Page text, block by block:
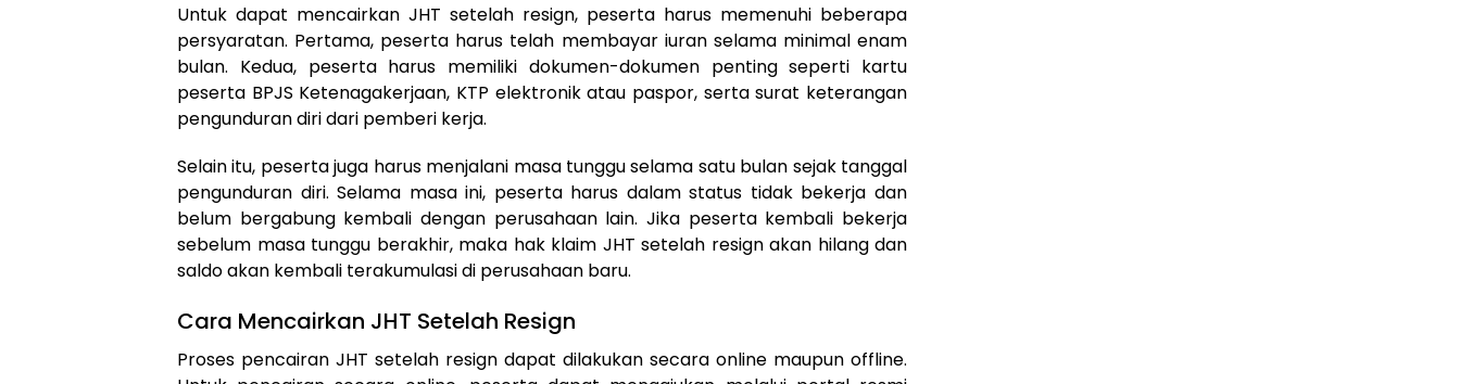
Untuk dapat mencairkan JHT setelah resign, peserta harus memenuhi beberapa
persyaratan. Pertama, peserta harus telah membayar iuran selama minimal enam
bulan. Kedua, peserta harus memiliki dokumen-dokumen penting seperti kartu
peserta BPJS Ketenagakerjaan, KTP elektronik atau paspor, serta surat keterangan
pengunduran diri dari pemberi kerja.
Selain itu, peserta juga harus menjalani masa tunggu selama satu bulan sejak tanggal
pengunduran diri. Selama masa ini, peserta harus dalam status tidak bekerja dan
belum bergabung kembali dengan perusahaan lain. Jika peserta kembali bekerja
sebelum masa tunggu berakhir, maka hak klaim JHT setelah resign akan hilang dan
saldo akan kembali terakumulasi di perusahaan baru.
Cara Mencairkan JHT Setelah Resign
Proses pencairan JHT setelah resign dapat dilakukan secara online maupun offline.